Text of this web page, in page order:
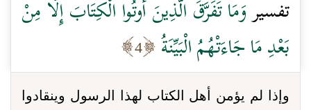
تفسير وَمَا تَفَرَّقَ الَّذِينَ أُوتُوا الْكِتَابَ إِلَّا مِنْ
بَعْدِ مَا جَاءَتْهُمُ الْبَيِّنَةُ
4
وإذا لم يؤمن أهل الكتاب لهذا الرسول وينقادوا